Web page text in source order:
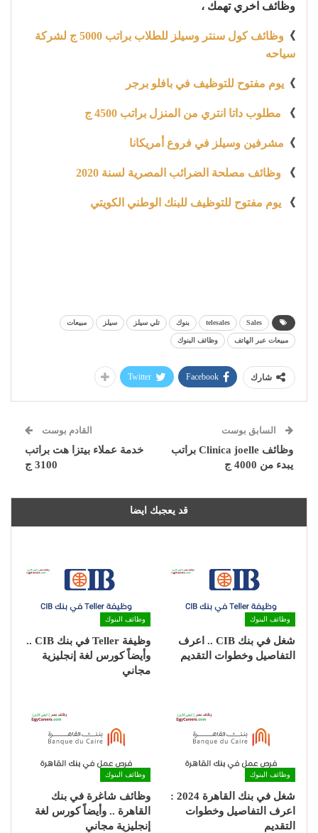
وظائف اخري تهمك ،
》
وظائف كول سنتر وسيلز للطلاب براتب 5000 ج لشركة
سياحه
》 يوم مفتوح للتوظيف في بافلو برجر
》 مطلوب داتا انتري من المنزل براتب 4500 ج
》 مشرفين وسيلز في فروع أمريكانا
》 وظائف مصلحة الضرائب المصرية لسنة 2020
》 يوم مفتوح للتوظيف للبنك الوطني الكويتي
Sales
telesales بنوك تلي سيلز سيلز مبيعات
مبيعات عبر الهاتف وظائف البنوك
شارك Facebook
Twitter
السابق بوست
وظائف Clinica joelle براتب
يبدء من 4000 ج
القادم بوست
خدمة عملاء بيتزا هت براتب
3100 ج
قد يعجبك ايضا
وظائف البنوك
شغل في بنك CIB .. اعرف
التفاصيل وخطوات التقديم
وظائف البنوك
وظيفة Teller في بنك CIB ..
وأيضاً كورس لغة إنجليزية
مجاني
وظائف البنوك
شغل في بنك القاهرة 2024 :
اعرف التفاصيل وخطوات
التقديم
وظائف البنوك
وظائف شاغرة في بنك
القاهرة .. وأيضاً كورس لغة
إنجليزية مجاني